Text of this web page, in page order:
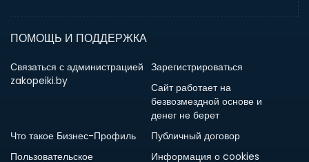
ПОМОЩЬ И ПОДДЕРЖКА
Связаться с администрацией
zakopeiki.by
Зарегистрироваться
Сайт работает на
безвозмездной основе и
денег не берет
Что такое Бизнес-Профиль
Публичный договор
Пользовательское
Информация о cookies